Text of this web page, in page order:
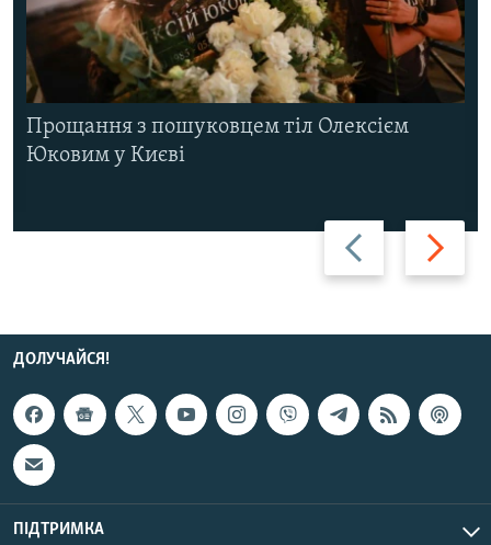
Назад Вперед
Прощання з пошуковцем тіл Олексієм
Юковим у Києві
ДОЛУЧАЙСЯ!
ПІДТРИМКА